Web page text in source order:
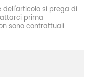
dell'articolo si prega di
prima
sono contrattuali